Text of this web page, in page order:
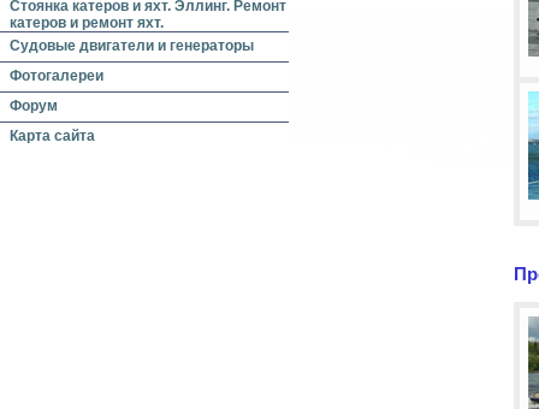
Стоянка катеров и яхт. Эллинг. Ремонт
катеров и ремонт яхт.
Судовые двигатели и генераторы
Фотогалереи
Форум
Карта сайта